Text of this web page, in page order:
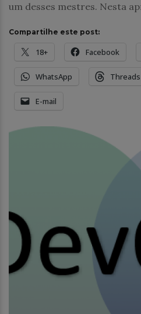
um desses mestres. Nesta
Compartilhe este post:
18+ Facebook
WhatsApp Threads
E-mail